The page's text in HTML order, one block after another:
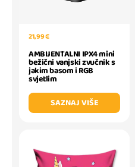
21,99 €
AMBIJENTALNI IPX4 mini
bežični vanjski zvučnik s
jakim basom i RGB
svjetlim
SAZNAJ VIŠE